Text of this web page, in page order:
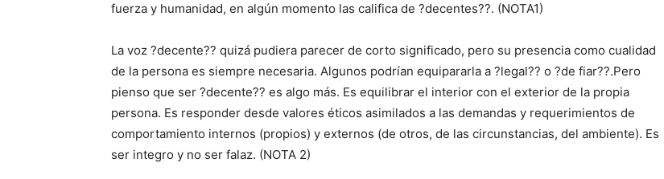
fuerza y humanidad, en algún momento las califica de ?decentes??. (NOTA1)
La voz ?decente?? quizá pudiera parecer de corto significado, pero su presencia como cualidad
de la persona es siempre necesaria. Algunos podrían equipararla a ?legal?? o ?de fiar??.Pero
pienso que ser ?decente?? es algo más. Es equilibrar el interior con el exterior de la propia
persona. Es responder desde valores éticos asimilados a las demandas y requerimientos de
comportamiento internos (propios) y externos (de otros, de las circunstancias, del ambiente). Es
ser integro y no ser falaz. (NOTA 2)